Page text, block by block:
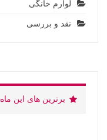
لوارم خانگی
نقد و بررسی
برترین های این ماه